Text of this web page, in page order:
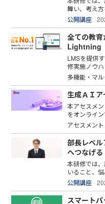
舞い、考え
公開講座
全ての教
Lightning
LMSを提供
修実施ノウ
多機能・マ
生成ＡＩ
本アセスメ
をオンライ
アセスメント
部長レベ
へつなげる
本研修では
いること、
公開講座
スマート